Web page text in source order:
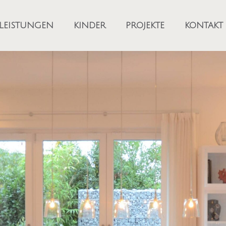
LEISTUNGEN KINDER PROJEKTE KONTAKT